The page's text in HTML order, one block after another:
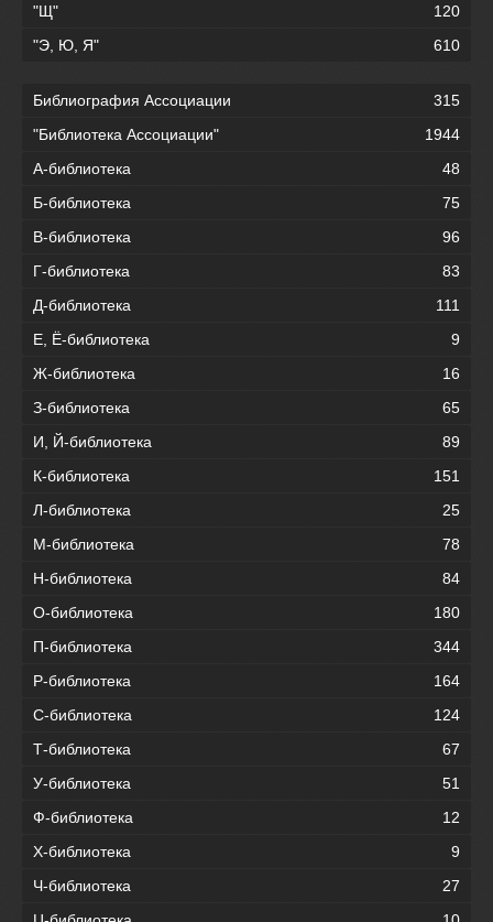
"Щ"
120
"Э, Ю, Я"
610
Библиография Ассоциации
315
"Библиотека Ассоциации"
1944
А-библиотека
48
Б-библиотека
75
В-библиотека
96
Г-библиотека
83
Д-библиотека
111
Е, Ё-библиотека
9
Ж-библиотека
16
З-библиотека
65
И, Й-библиотека
89
К-библиотека
151
Л-библиотека
25
М-библиотека
78
Н-библиотека
84
О-библиотека
180
П-библиотека
344
Р-библиотека
164
С-библиотека
124
Т-библиотека
67
У-библиотека
51
Ф-библиотека
12
Х-библиотека
9
Ч-библиотека
27